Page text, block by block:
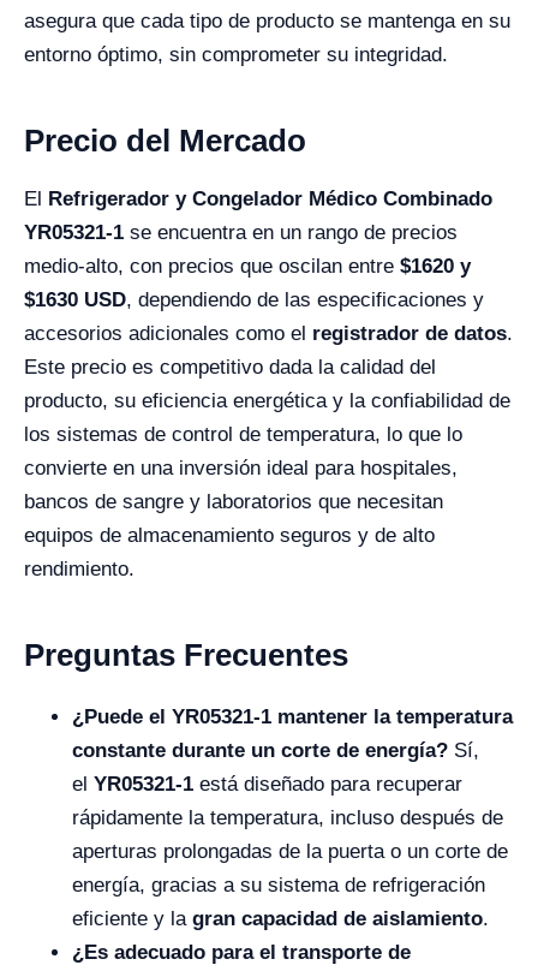
asegura que cada tipo de producto se mantenga en su
entorno óptimo, sin comprometer su integridad.
Precio del Mercado
El Refrigerador y Congelador Médico Combinado
YR05321-1 se encuentra en un rango de precios
medio-alto, con precios que oscilan entre $1620 y
$1630 USD, dependiendo de las especificaciones y
accesorios adicionales como el registrador de datos.
Este precio es competitivo dada la calidad del
producto, su eficiencia energética y la confiabilidad de
los sistemas de control de temperatura, lo que lo
convierte en una inversión ideal para hospitales,
bancos de sangre y laboratorios que necesitan
equipos de almacenamiento seguros y de alto
rendimiento.
Preguntas Frecuentes
¿Puede el YR05321-1 mantener la temperatura
constante durante un corte de energía? Sí,
el YR05321-1 está diseñado para recuperar
rápidamente la temperatura, incluso después de
aperturas prolongadas de la puerta o un corte de
energía, gracias a su sistema de refrigeración
eficiente y la gran capacidad de aislamiento.
¿Es adecuado para el transporte de